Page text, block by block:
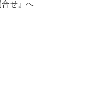
せ』へ